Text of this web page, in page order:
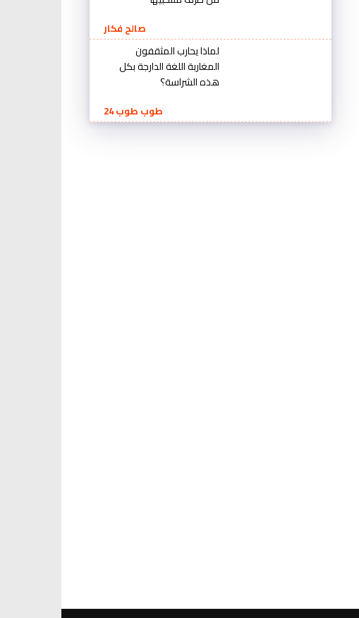
صالح فكار
لماذا يحارب المثقفون
المغاربة اللغة الدارجة بكل
هذه الشراسة؟
طوب طوب 24